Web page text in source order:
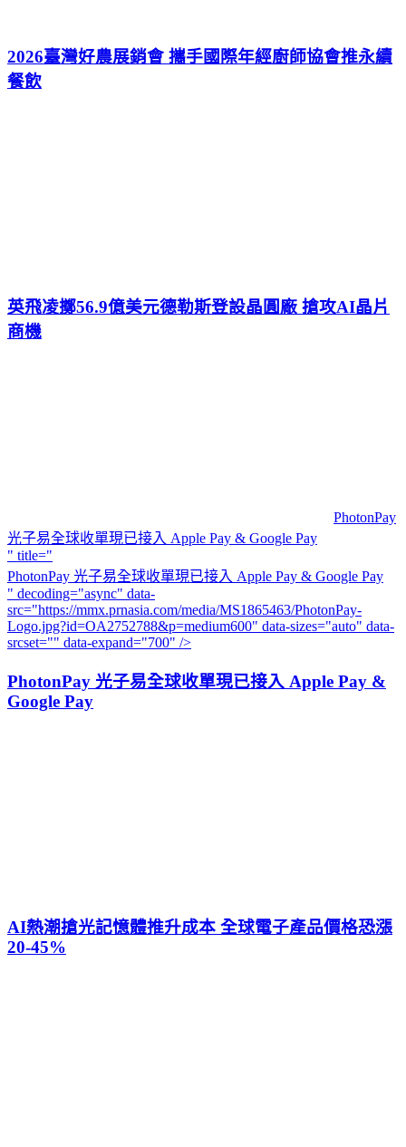
2026臺灣好農展銷會 攜手國際年經廚師協會推永續
餐飲
英飛凌擲56.9億美元德勒斯登設晶圓廠 搶攻AI晶片
商機
PhotonPay
光子易全球收單現已接入 Apple Pay & Google Pay
" title="
PhotonPay 光子易全球收單現已接入 Apple Pay & Google Pay
" decoding="async" data-
src="https://mmx.prnasia.com/media/MS1865463/PhotonPay-
Logo.jpg?id=OA2752788&p=medium600" data-sizes="auto" data-
srcset="" data-expand="700" />
PhotonPay 光子易全球收單現已接入 Apple Pay &
Google Pay
AI熱潮搶光記憶體推升成本 全球電子產品價格恐漲
20-45%